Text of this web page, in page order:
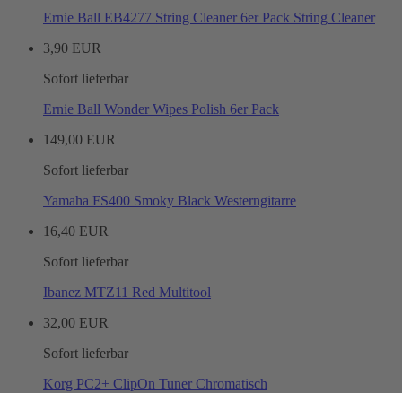
Ernie Ball EB4277 String Cleaner 6er Pack String Cleaner
3,90 EUR
Sofort lieferbar
Ernie Ball Wonder Wipes Polish 6er Pack
149,00 EUR
Sofort lieferbar
Yamaha FS400 Smoky Black Westerngitarre
16,40 EUR
Sofort lieferbar
Ibanez MTZ11 Red Multitool
32,00 EUR
Sofort lieferbar
Korg PC2+ ClipOn Tuner Chromatisch